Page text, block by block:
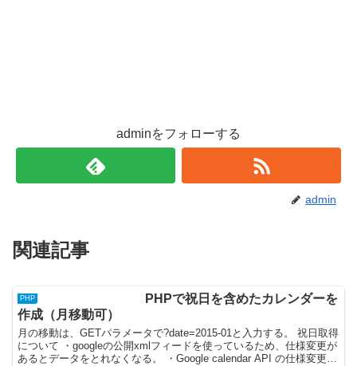
adminをフォローする
admin
関連記事
PHP
PHPで祝日を含めたカレンダーを
作成（月移動可）
月の移動は、GETパラメータで?date=2015-01と入力する。 祝日取得
について ・googleの公開xmlフィードを使っているため、仕様変更が
あるとデータをとれなくなる。 ・Google calendar API の仕様変更が